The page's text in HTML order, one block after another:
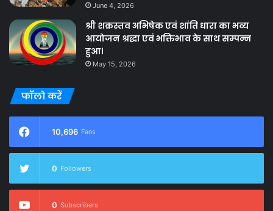
June 4, 2026
श्री शक्रस्तव अभिषेक एवं शांति धारा का भव्य
आयोजन श्रद्धा एवं भक्तिभाव के साथ सम्पन्न
हुआ।
May 15, 2026
फॉलो करें
10,696 Fans
0 Followers
0 Subscribers